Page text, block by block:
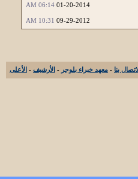
01-20-2014
06:14 AM
09-29-2012
10:31 AM
بنا - معهد خبراء بلوجر - الأرشيف - الأعلى